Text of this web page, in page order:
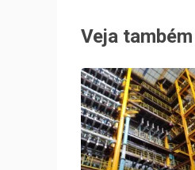
Post
Veja também